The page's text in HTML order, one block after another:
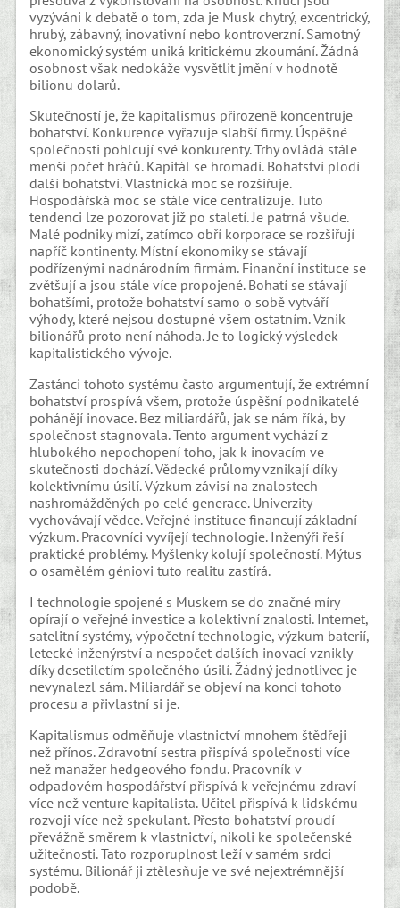
vyzýváni k debatě o tom, zda je Musk chytrý, excentrický,
hrubý, zábavný, inovativní nebo kontroverzní. Samotný
ekonomický systém uniká kritickému zkoumání. Žádná
osobnost však nedokáže vysvětlit jmění v hodnotě
bilionu dolarů.
Skutečností je, že kapitalismus přirozeně koncentruje
bohatství. Konkurence vyřazuje slabší firmy. Úspěšné
společnosti pohlcují své konkurenty. Trhy ovládá stále
menší počet hráčů. Kapitál se hromadí. Bohatství plodí
další bohatství. Vlastnická moc se rozšiřuje.
Hospodářská moc se stále více centralizuje. Tuto
tendenci lze pozorovat již po staletí. Je patrná všude.
Malé podniky mizí, zatímco obří korporace se rozšiřují
napříč kontinenty. Místní ekonomiky se stávají
podřízenými nadnárodním firmám. Finanční instituce se
zvětšují a jsou stále více propojené. Bohatí se stávají
bohatšími, protože bohatství samo o sobě vytváří
výhody, které nejsou dostupné všem ostatním. Vznik
bilionářů proto není náhoda. Je to logický výsledek
kapitalistického vývoje.
Zastánci tohoto systému často argumentují, že extrémní
bohatství prospívá všem, protože úspěšní podnikatelé
pohánějí inovace. Bez miliardářů, jak se nám říká, by
společnost stagnovala. Tento argument vychází z
hlubokého nepochopení toho, jak k inovacím ve
skutečnosti dochází. Vědecké průlomy vznikají díky
kolektivnímu úsilí. Výzkum závisí na znalostech
nashromážděných po celé generace. Univerzity
vychovávají vědce. Veřejné instituce financují základní
výzkum. Pracovníci vyvíjejí technologie. Inženýři řeší
praktické problémy. Myšlenky kolují společností. Mýtus
o osamělém géniovi tuto realitu zastírá.
I technologie spojené s Muskem se do značné míry
opírají o veřejné investice a kolektivní znalosti. Internet,
satelitní systémy, výpočetní technologie, výzkum baterií,
letecké inženýrství a nespočet dalších inovací vznikly
díky desetiletím společného úsilí. Žádný jednotlivec je
nevynalezl sám. Miliardář se objeví na konci tohoto
procesu a přivlastní si je.
Kapitalismus odměňuje vlastnictví mnohem štědřeji
než přínos. Zdravotní sestra přispívá společnosti více
než manažer hedgeového fondu. Pracovník v
odpadovém hospodářství přispívá k veřejnému zdraví
více než venture kapitalista. Učitel přispívá k lidskému
rozvoji více než spekulant. Přesto bohatství proudí
převážně směrem k vlastnictví, nikoli ke společenské
užitečnosti. Tato rozporuplnost leží v samém srdci
systému. Bilionář ji ztělesňuje ve své nejextrémnější
podobě.